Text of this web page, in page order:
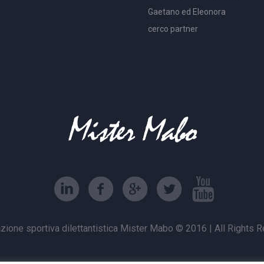
Gaetano ed Eleonora
cerco partner
sportiva dilettantistica Mister Mabo © 2016 | All Rights